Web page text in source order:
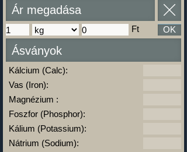
Ár megadása
Ft OK
Ásványok
Kálcium (Calc):
Vas (Iron):
Magnézium :
Foszfor (Phosphor):
Kálium (Potassium):
Nátrium (Sodium):